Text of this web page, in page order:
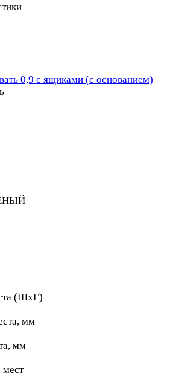
0,9 с ящиками (с основанием)
(ШхГ)
мм
мм
мест